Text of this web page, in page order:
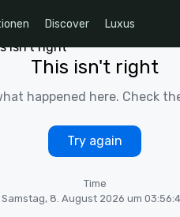
Discover Luxus
This isn't right
happened here. Check
Try again
Time
Samstag, 8. August 2026 um